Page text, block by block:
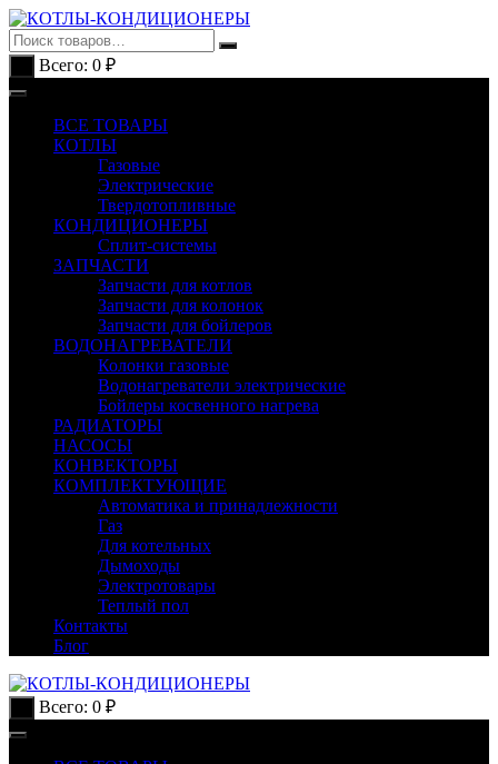
Перейти
к
содержимому
Всего: 0 ₽
ВСЕ ТОВАРЫ
КОТЛЫ
Газовые
Электрические
Твердотопливные
КОНДИЦИОНЕРЫ
Сплит-системы
ЗАПЧАСТИ
Запчасти для котлов
Запчасти для колонок
Запчасти для бойлеров
ВОДОНАГРЕВАТЕЛИ
Колонки газовые
Водонагреватели электрические
Бойлеры косвенного нагрева
РАДИАТОРЫ
НАСОСЫ
КОНВЕКТОРЫ
КОМПЛЕКТУЮЩИЕ
Автоматика и принадлежности
Газ
Для котельных
Дымоходы
Электротовары
Теплый пол
Контакты
Блог
Всего: 0 ₽